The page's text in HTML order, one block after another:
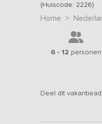
(Huiscode: 2226)
Home >
6 - 12 personen
Deel dit